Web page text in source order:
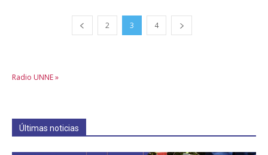
2 3 4
Radio UNNE »
Últimas noticias